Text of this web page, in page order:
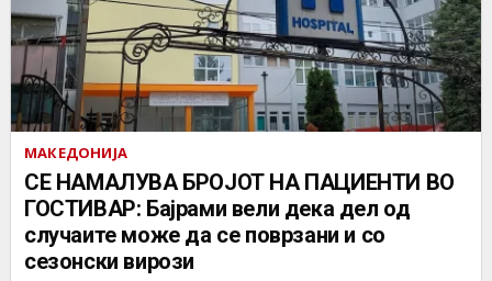
МАКЕДОНИЈА
СЕ НАМАЛУВА БРОЈОТ НА ПАЦИЕНТИ ВО
ГОСТИВАР: Бајрами вели дека дел од
случаите може да се поврзани и со
сезонски вирози